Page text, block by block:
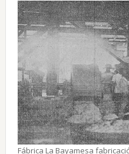
Fábrica La Bayamesa